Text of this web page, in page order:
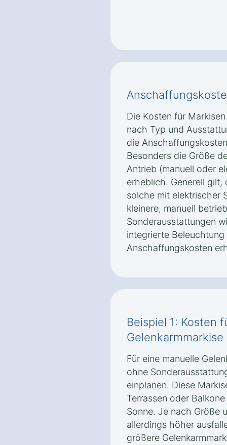
Die Kosten für
nach Typ und
die
Besonders die Größe
Antrieb (manuell oder
erheblich. Generell gilt,
solche mit elektrischer
kleinere, manuell
Sonderausstattungen
integrierte Beleuchtung
Anschaffungskosten
Beispiel 1: Kosten
Für eine manuelle
ohne
einplanen. Diese
Terrassen oder
Sonne. Je nach Größe
allerdings höher
größere